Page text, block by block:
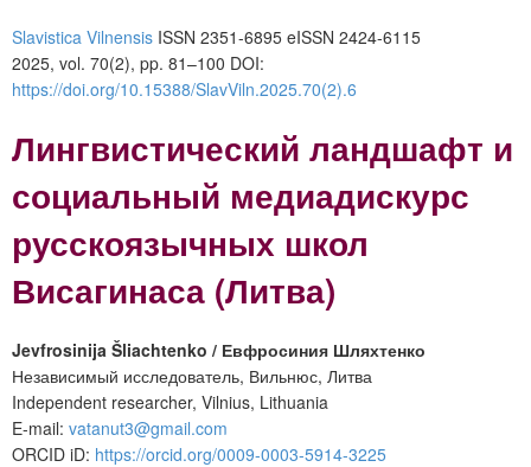
Slavistica Vilnensis ISSN 2351-6895 eISSN 2424-6115
2025, vol. 70(2), pp. 81–100 DOI:
https://doi.org/10.15388/SlavViln.2025.70(2).6
Лингвистический ландшафт и
социальный медиадискурс
русскоязычных школ
Висагинаса (Литва)
Jevfrosinija Šliachtenko / Евфросиния Шляхтенко
Независимый исследователь, Вильнюс, Литва
Independent researcher, Vilnius, Lithuania
E-mail: vatanut3@gmail.com
ORCID iD: https://orcid.org/0009-0003-5914-3225